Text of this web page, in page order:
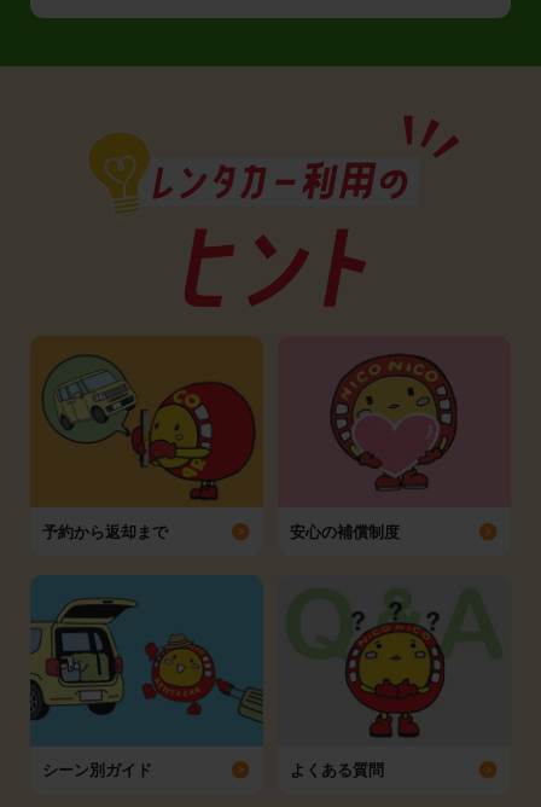
予約から返却まで 安心の補償制度
シーン別ガイド よくある質問